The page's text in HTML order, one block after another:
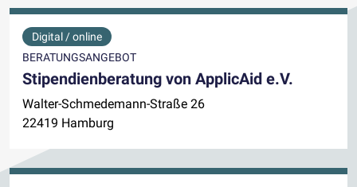
Digital / online
BERATUNGSANGEBOT
Stipendienberatung von ApplicAid e.V.
Walter-Schmedemann-Straße 26
22419 Hamburg